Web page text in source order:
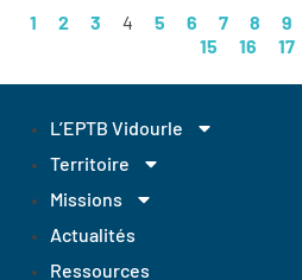
1 2 3 4 5 6 7 8 9
15
16 17
L’EPTB Vidourle
Territoire
Missions
Actualités
Ressources